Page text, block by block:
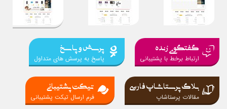
گفتگوی زنده
ارتباط برخط با پشتیبانی
پرسش و پاسخ
پاسخ به پرسش های متداول
بلاگ پرستاشاپ فارسی
مقالات پرستاشاپ
تیکت پشتیبانی
فرم ارسال تیکت پشتیبانی